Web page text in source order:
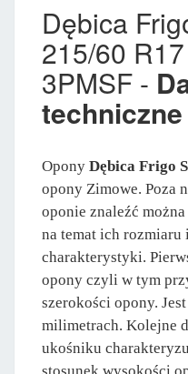
Dębica
215/60
3PMSF -
techniczne
Opony Dębica Frigo
opony Zimowe. Poza
oponie znaleźć
na temat ich rozmiaru
charakterystyki.
opony czyli w tym
szerokości opony.
milimetrach. Kolejne
ukośniku
stosunek wysokości